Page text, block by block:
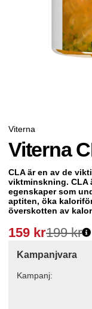
Viterna
Viterna
CLA är en av de
viktminskning. CLA
egenskaper som
aptiten, öka
överskotten av
159 kr199 kr
Kampanjvara
Kampanj: